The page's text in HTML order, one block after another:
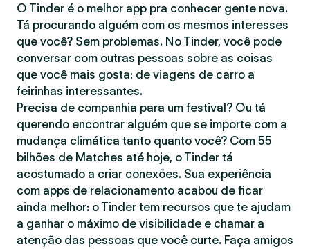
O Tinder é o melhor app pra conhecer gente nova.
Tá procurando alguém com os mesmos interesses
que você? Sem problemas. No Tinder, você pode
conversar com outras pessoas sobre as coisas
que você mais gosta: de viagens de carro a
feirinhas interessantes.
Precisa de companhia para um festival? Ou tá
querendo encontrar alguém que se importe com a
mudança climática tanto quanto você? Com 55
bilhões de Matches até hoje, o Tinder tá
acostumado a criar conexões. Sua experiência
com apps de relacionamento acabou de ficar
ainda melhor: o Tinder tem recursos que te ajudam
a ganhar o máximo de visibilidade e chamar a
atenção das pessoas que você curte. Faça amigos